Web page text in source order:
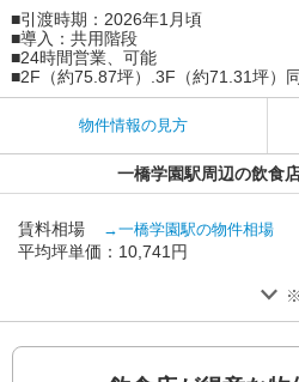
■引渡時期：2026年1月頃
■導入：共用階段
■24時間営業、可能
■2F（約75.87坪）.3F（約71.31坪）
物件情報の見方
一橋学園駅周辺の飲食
賃料相場 →一橋学園駅の物件相場
平均坪単価：10,741円
※